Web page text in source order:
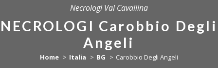
Necrologi Val Cavallina
NECROLOGI Carobbio Degli
Angeli
Home Italia BG Carobbio Degli Angeli